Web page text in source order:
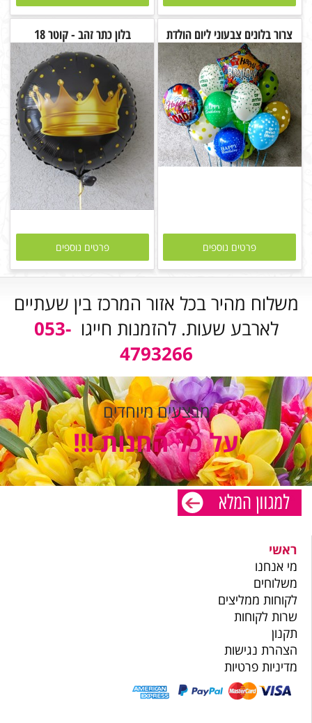
צרור בלונים צבעוני ליום הולדת
פרטים נוספים
בלון כתר זהב - קוטר 18
פרטים נוספים
משלוח מהיר בכל אזור המרכז בין שעתיים
לארבע שעות. להזמנות חייגו053-
4793266
מבצעים מיוחדים
על כל החנות !!!
ראשי
מי אנחנו
משלוחים
לקוחות ממליצים
שרות לקוחות
תקנון
הצהרת נגישות
מדיניות פרטיות